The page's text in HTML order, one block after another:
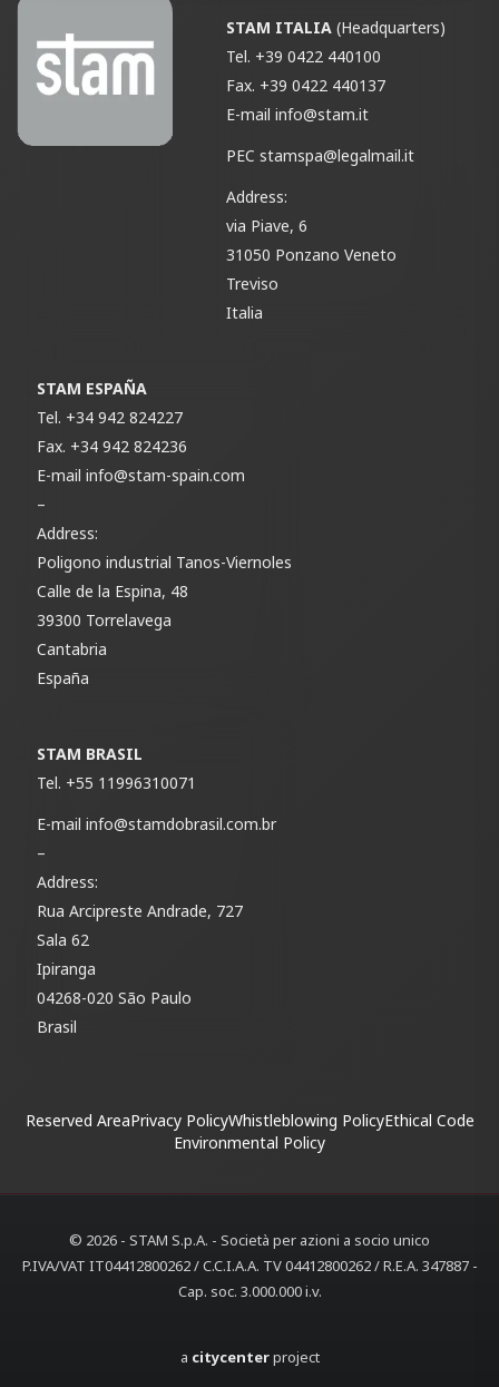
STAM ITALIA (Headquarters)
Tel. +39 0422 440100
Fax. +39 0422 440137
E-mailinfo@stam.it
PECstamspa@legalmail.it
Address:
via Piave, 6
31050 Ponzano Veneto
Treviso
Italia
STAM ESPAÑA
Tel. +34 942 824227
Fax. +34 942 824236
E-mailinfo@stam-spain.com
–
Address:
Poligono industrial Tanos-Viernoles
Calle de la Espina, 48
39300 Torrelavega
Cantabria
España
STAM BRASIL
Tel. +55 11996310071
E-mailinfo@stamdobrasil.com.br
–
Address:
Rua Arcipreste Andrade, 727
Sala 62
Ipiranga
04268-020 São Paulo
Brasil
Reserved AreaPrivacy PolicyWhistleblowing PolicyEthical Code
Environmental Policy
© 2026 - STAM S.p.A. - Società per azioni a socio unico
P.IVA/VAT IT04412800262 / C.C.I.A.A. TV 04412800262 / R.E.A. 347887 -
Cap. soc. 3.000.000 i.v.
a citycenterproject